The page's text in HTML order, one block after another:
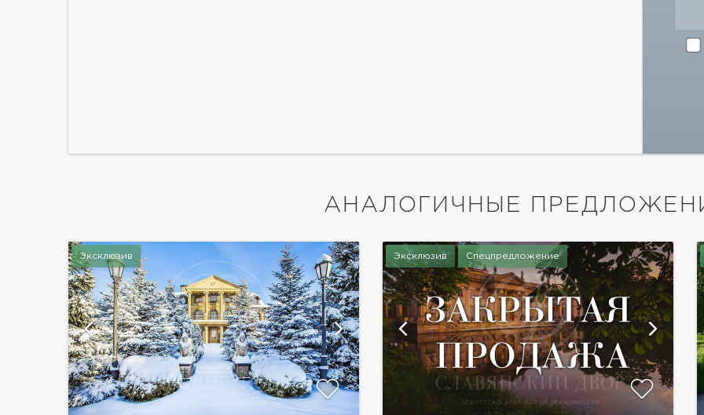
АНАЛОГИЧНЫЕ
Эксклюзив
показать ещё 9 фотографий
Эксклюзив Спецпредложение
показать ещё 9 фотографий